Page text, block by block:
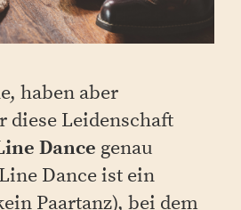
haben aber
diese Leidenschaft
Dance genau
Dance ist ein
Paartanz), bei dem